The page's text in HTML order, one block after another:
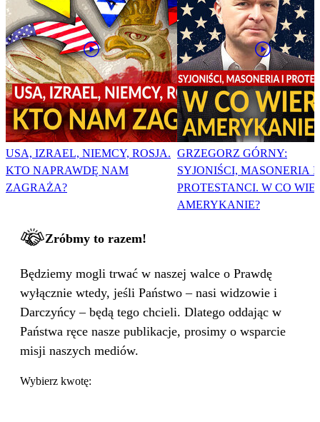
USA, IZRAEL, NIEMCY, ROSJA.
KTO NAPRAWDĘ NAM
ZAGRAŻA?
GRZEGORZ GÓRNY:
SYJONIŚCI, MASONERIA I
PROTESTANCI. W CO
AMERYKANIE?
Zróbmy to razem!
Będziemy mogli trwać w naszej walce o Prawdę
wyłącznie wtedy, jeśli Państwo – nasi widzowie i
Darczyńcy – będą tego chcieli. Dlatego oddając w
Państwa ręce nasze publikacje, prosimy o wsparcie
misji naszych mediów.
Wybierz kwotę: